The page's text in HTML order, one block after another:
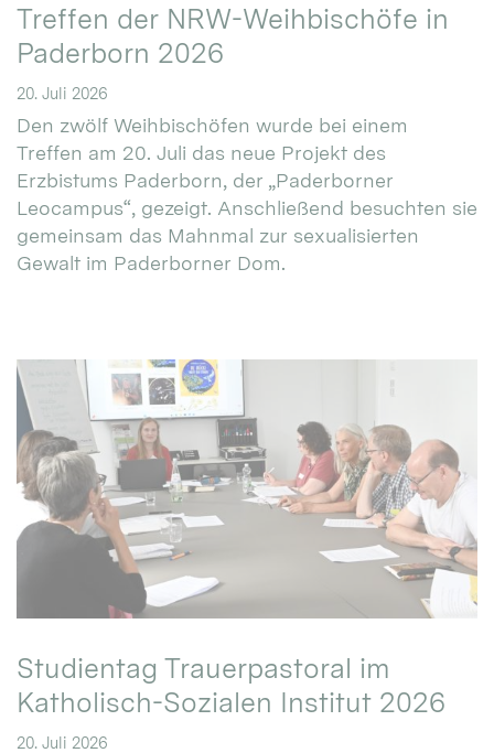
Treffen der NRW-Weihbischöfe in
Paderborn 2026
20. Juli 2026
Den zwölf Weihbischöfen wurde bei einem
Treffen am 20. Juli das neue Projekt des
Erzbistums Paderborn, der „Paderborner
Leocampus“, gezeigt. Anschließend besuchten sie
gemeinsam das Mahnmal zur sexualisierten
Gewalt im Paderborner Dom.
Studientag Trauerpastoral im
Katholisch-Sozialen Institut 2026
20. Juli 2026